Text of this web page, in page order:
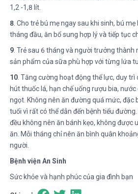
1,2 -1,8 lít.
8. Cho trẻ bú mẹ ngay sau khi sinh, bú
tháng đầu, ăn bổ sung hợp lý và tiếp tục
9. Trẻ sau 6 tháng và người trưởng thành
sản phẩm của sữa phù hợp với từng lứa
10. Tăng cường hoạt động thể lực, duy trì
hút thuốc lá, hạn chế uống rượu bia,
ngọt. Không nên ăn đường quá mức, đặc
tuổi vì rất có thể dẫn đến bệnh tiểu
đều không nên ăn bánh kẹo, không được
ăn. Mỗi tháng chỉ nên ăn bình quân
người.
Bệnh viện An Sinh
Sức khỏe và hạnh phúc của gia đình bạn